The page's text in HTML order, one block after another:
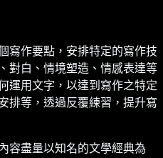
寫作要點，安排特定的寫作技
對白、情境塑造、情感表達等
運用文字，以達到寫作之特定
排等，透過反覆練習，提升寫
容盡量以知名的文學經典為